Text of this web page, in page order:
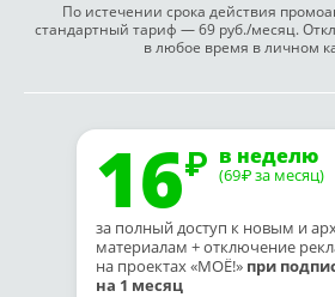
По истечении срока действия
стандартный тариф — 69 руб./месяц.
в любое время в личном
16 в неделю
(69₽ за месяц)
за полный доступ к новым и
материалам + отключение
на проектах «МОЁ!» при
на 1 месяц